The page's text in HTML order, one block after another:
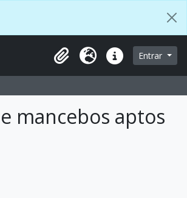
Área de transferência
Idioma Ligações rápidas
Entrar
mancebos aptos